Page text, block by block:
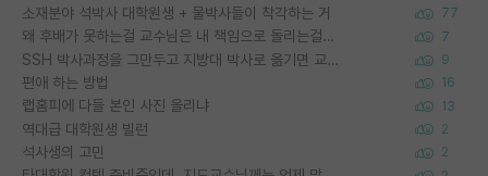
소재분야 석박사 대학원생 + 물박사들이 착각하는 거 77
왜 후배가 못하는걸 교수님은 내 책임으로 돌리는걸까요? 7
SSH 박사과정을 그만두고 지방대 박사로 옮기면 교수의 꿈은 끝일까요? 9
편애 하는 방법 16
랩홈피에 다들 본인 사진 올리냐 13
역대급 대학원생 빌런 2
석사생의 고민 2